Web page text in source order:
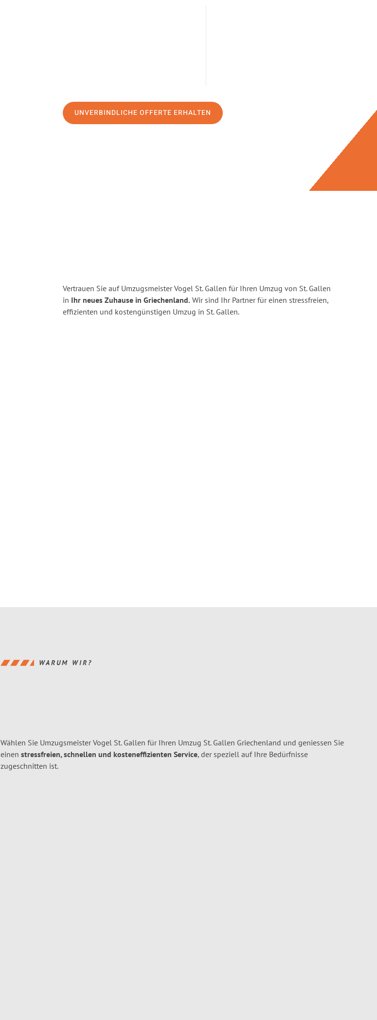
UNVERBINDLICHE OFFERTE ERHALTEN
Vertrauen Sie auf Umzugsmeister Vogel St. Gallen für Ihren Umzug von St. Gallen
in Ihr neues Zuhause in Griechenland. Wir sind Ihr Partner für einen stressfreien,
effizienten und kostengünstigen Umzug in St. Gallen.
WARUM WIR?
Wählen Sie Umzugsmeister Vogel St. Gallen für Ihren Umzug St. Gallen Griechenland und geniessen Sie
einen stressfreien, schnellen und kosteneffizienten Service, der speziell auf Ihre Bedürfnisse
zugeschnitten ist.